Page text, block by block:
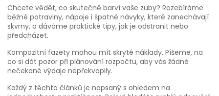
Chcete vědět, co skutečně barví vaše zuby? Rozebíráme
běžné potraviny, nápoje i špatné návyky, které zanechávají
skvrny, a dáváme praktické tipy, jak je odstranit nebo
předcházet.
Kompozitní fazety mohou mít skryté náklady. Píšeme, na
co si dát pozor při plánování rozpočtu, aby vás žádné
nečekané výdaje nepřekvapily.
Každý z těchto článků je napsaný s ohledem na